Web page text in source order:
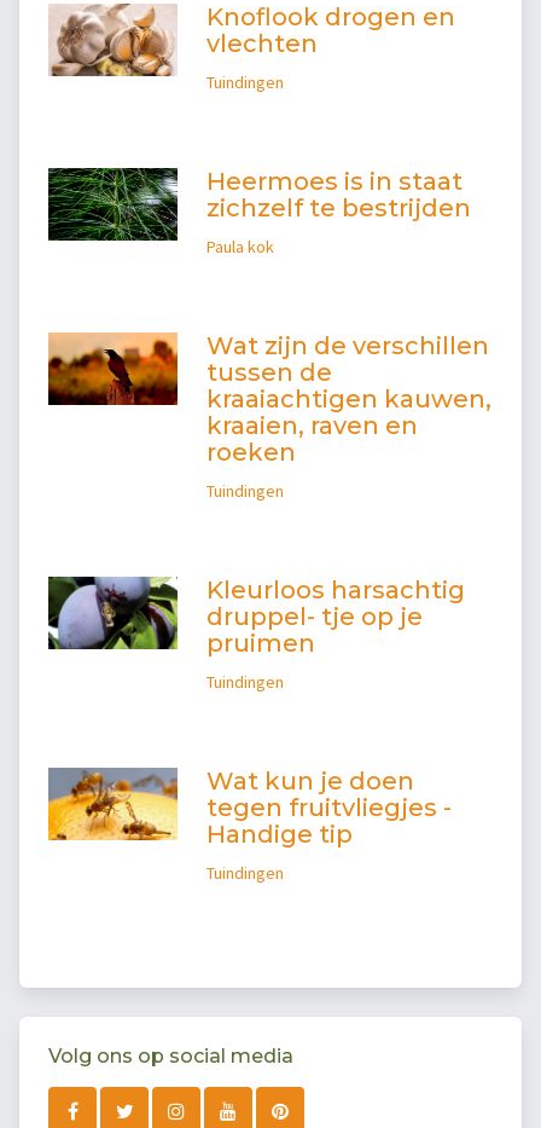
Knoflook drogen en
vlechten
Tuindingen
Heermoes is in staat
zichzelf te bestrijden
Paula kok
Wat zijn de verschillen
tussen de
kraaiachtigen kauwen,
kraaien, raven en
roeken
Tuindingen
Kleurloos harsachtig
druppel- tje op je
pruimen
Tuindingen
Wat kun je doen
tegen fruitvliegjes -
Handige tip
Tuindingen
Volg ons op social media